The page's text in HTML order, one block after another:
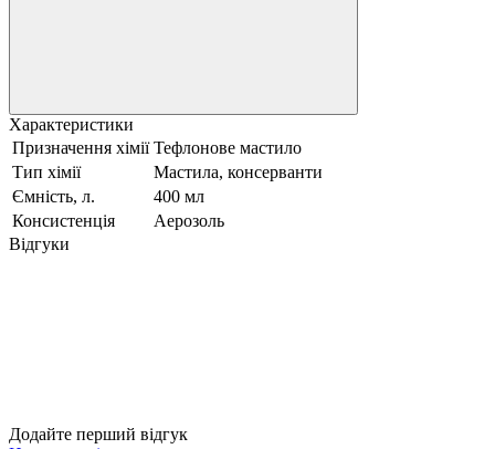
Характеристики
Призначення хімії Тефлонове мастило
Тип хімії
Мастила, консерванти
Ємність, л.
400 мл
Консистенція
Аерозоль
Відгуки
Додайте перший відгук